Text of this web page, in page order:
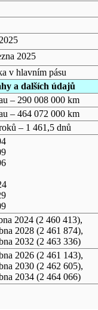
2025
v hlavním pásu
a dalších údajů
– 290 008 000 km
– 464 072 000 km
– 1 461,5 dnů
2024(2 460 413),
2028(2 461 874),
2032 (2 463 336)
2026(2 461 143),
2030(2 462 605),
2034(2 464 066)